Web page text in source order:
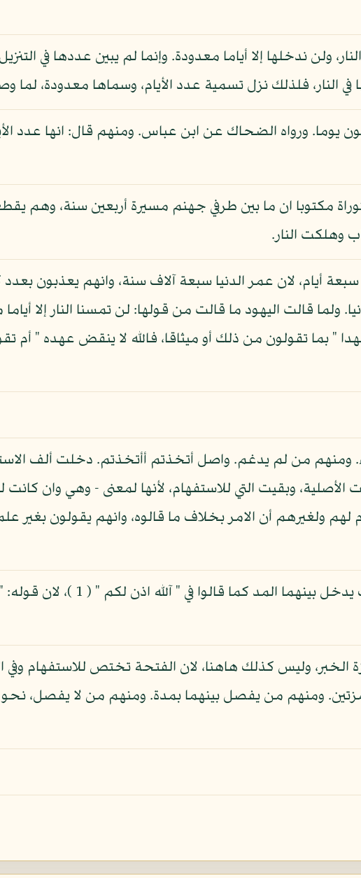
ولن ندخلها إلا أياما معدودة. وإنما لم يبين عددها في
النار، فلذلك نزل تسمية عدد الأيام، وسماها معدودة، لما
يوما. ورواه الضحاك عن ابن عباس. ومنهم قال: انها عدد
مكتوبا ان ما بين طرفي جهنم مسيرة أربعين سنة، وهم
وهلكت النار.
أيام، لان عمر الدنيا سبعة آلاف سنة، وانهم يعذبون
ولما قالت اليهود ما قالت من قولها: لن تمسنا النار إلا
" بما تقولون من ذلك أو ميثاقا، فالله لا ينقض عهده " أم
ومنهم من لم يدغم. واصل أتخذتم أأتخذتم. دخلت ألف
وبقيت التي للاستفهام، لأنها لمعنى - وهي وان كانت
لهم ولغيرهم أن الامر بخلاف ما قالوه، وانهم يقولون بغير
ولو كانت أصلية لكانت مكسورة في اتخذتم، ولذلك
الخبر، وليس كذلك هاهنا، لان الفتحة تختص للاستفهام وفي
ومنهم من يفصل بينهما بمدة. ومنهم من لا يفصل،